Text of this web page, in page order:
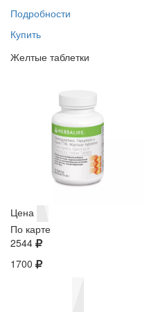
Подробности
Купить
Желтые таблетки
Цена
По карте
2544
1700